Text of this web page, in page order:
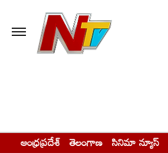
ఆంధ్రప్రదేశ్ తెలంగాణ సినిమా న్యూస్